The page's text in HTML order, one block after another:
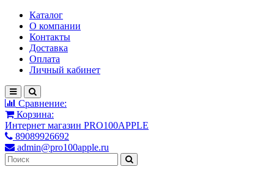
Каталог
О компании
Контакты
Доставка
Оплата
Личный кабинет
Сравнение:
Корзина:
Интернет магазин PRO100APPLE
89089926692
admin@pro100apple.ru